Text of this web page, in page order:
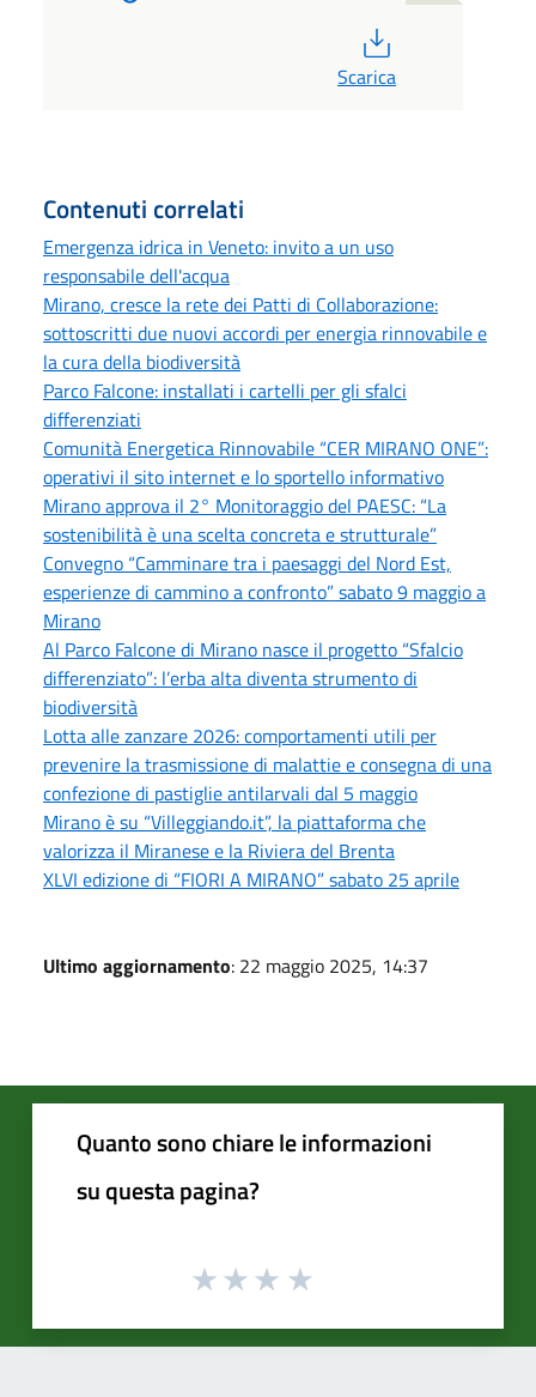
Scarica
Contenuti correlati
Emergenza idrica in Veneto: invito a un uso
responsabile dell'acqua
Mirano, cresce la rete dei Patti di Collaborazione:
sottoscritti due nuovi accordi per energia rinnovabile e
la cura della biodiversità
Parco Falcone: installati i cartelli per gli sfalci
differenziati
Comunità Energetica Rinnovabile “CER MIRANO ONE”:
operativi il sito internet e lo sportello informativo
Mirano approva il 2° Monitoraggio del PAESC: “La
sostenibilità è una scelta concreta e strutturale”
Convegno “Camminare tra i paesaggi del Nord Est,
esperienze di cammino a confronto” sabato 9 maggio a
Mirano
Al Parco Falcone di Mirano nasce il progetto “Sfalcio
differenziato”: l’erba alta diventa strumento di
biodiversità
Lotta alle zanzare 2026: comportamenti utili per
prevenire la trasmissione di malattie e consegna di una
confezione di pastiglie antilarvali dal 5 maggio
Mirano è su “Villeggiando.it”, la piattaforma che
valorizza il Miranese e la Riviera del Brenta
XLVI edizione di “FIORI A MIRANO” sabato 25 aprile
Ultimo aggiornamento: 22 maggio 2025, 14:37
Quanto sono chiare le informazioni
su questa pagina?